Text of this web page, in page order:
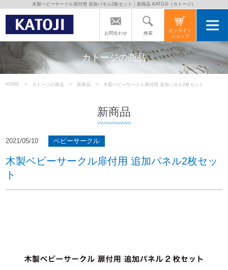
トップページ
カトージの商品
カトージについて
商品をご愛用の方へ
よくあるご質問
お問合わせ 検索
オンライン
ショップ
木製ベビーサークル扉付用 追加パネル2枚セット｜新商品 KATOJI（カトージ）
カトージの商品
HOME カトージの商品 新商品 木製ベビーサークル扉付用 追加パネル2枚セット
新商品
2021/05/10 ベビーサークル
木製ベビーサークル扉付用 追加パネル2枚セッ
ト